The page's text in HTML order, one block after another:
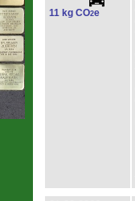
11 kg CO2e